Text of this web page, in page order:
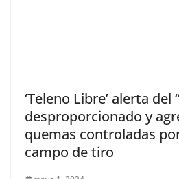
‘Teleno Libre’ alerta del
desproporcionado y
quemas controladas
campo de tiro